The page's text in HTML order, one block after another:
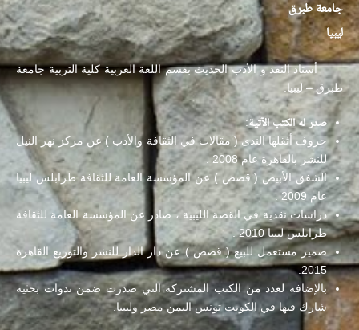
جامعة طبرق
ليبيا
أستاذ النقد و الأدب الحديث بقسم اللغة العربية كلية التربية جامعة
طبرق – ليبيا.
صدر له الكتب الآتية:
حروف أثقلها الندى ( مقالات في الثقافة والأدب ) عن مركز نهر النيل
للنشر بالقاهرة عام 2008 .
الشفق الأبيض ( قصص ) عن المؤسسة العامة للثقافة طرابلس ليبيا
عام 2009 .
دراسات نقدية في القصة الليبية ، صادر عن المؤسسة العامة للثقافة
طرابلس ليبيا 2010 .
ضمير مستعمل للبيع ( قصص ) عن دار الدار للنشر والتوزيع القاهرة
2015.
بالإضافة لعدد من الكتب المشتركة التي صدرت ضمن ندوات بحثية
شارك فيها في الكويت تونس اليمن مصر وليبيا.